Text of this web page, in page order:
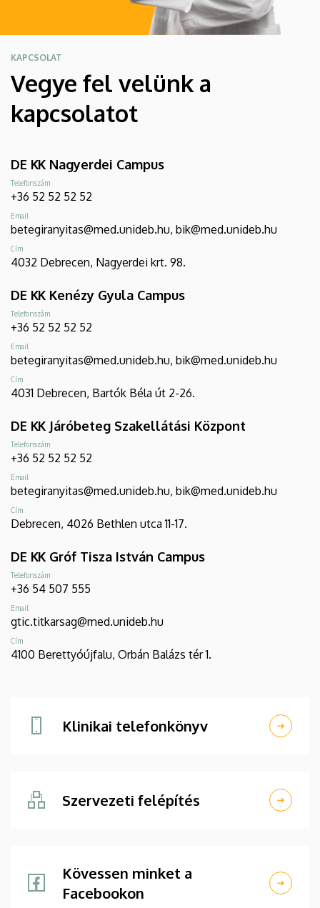
KAPCSOLAT
Vegye fel velünk a
kapcsolatot
DE KK Nagyerdei Campus
Telefonszám
+36 52 52 52 52
Email
betegiranyitas@med.unideb.hu, bik@med.unideb.hu
Cím
4032 Debrecen, Nagyerdei krt. 98.
DE KK Kenézy Gyula Campus
Telefonszám
+36 52 52 52 52
Email
betegiranyitas@med.unideb.hu, bik@med.unideb.hu
Cím
4031 Debrecen, Bartók Béla út 2-26.
DE KK Járóbeteg Szakellátási Központ
Telefonszám
+36 52 52 52 52
Email
betegiranyitas@med.unideb.hu, bik@med.unideb.hu
Cím
Debrecen, 4026 Bethlen utca 11-17.
DE KK Gróf Tisza István Campus
Telefonszám
+36 54 507 555
Email
gtic.titkarsag@med.unideb.hu
Cím
4100 Berettyóújfalu, Orbán Balázs tér 1.
Klinikai telefonkönyv
Szervezeti felépítés
Kövessen minket a
Facebookon